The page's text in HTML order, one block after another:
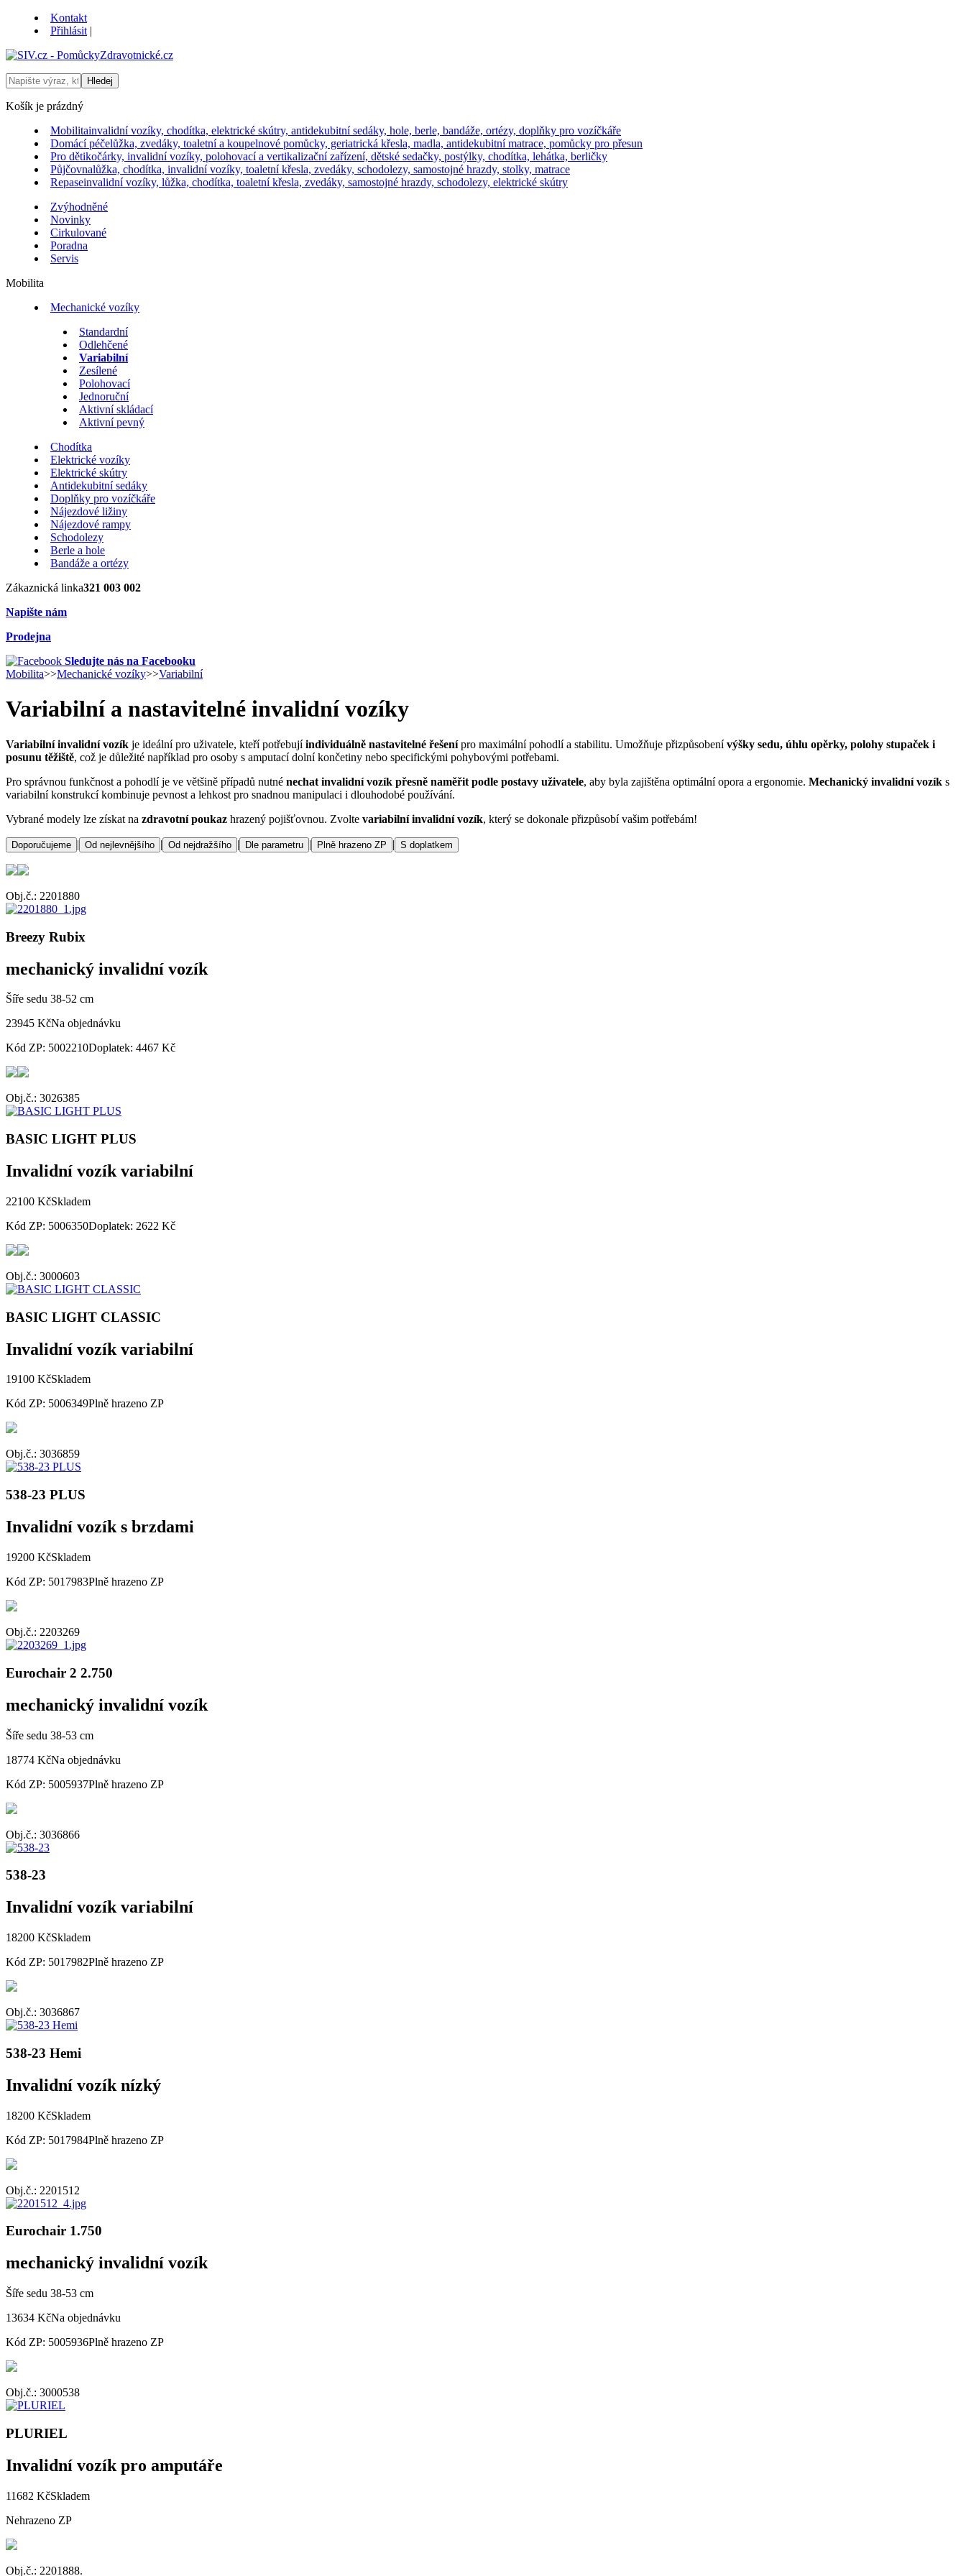
Kontakt
Přihlásit |
Košík je prázdný
Mobilitainvalidní vozíky, chodítka, elektrické skútry, antidekubitní sedáky, hole, berle, bandáže, ortézy, doplňky pro vozíčkáře
Domácí péčelůžka, zvedáky, toaletní a koupelnové pomůcky, geriatrická křesla, madla, antidekubitní matrace, pomůcky pro přesun
Pro dětikočárky, invalidní vozíky, polohovací a vertikalizační zařízení, dětské sedačky, postýlky, chodítka, lehátka, berličky
Půjčovnalůžka, chodítka, invalidní vozíky, toaletní křesla, zvedáky, schodolezy, samostojné hrazdy, stolky, matrace
Repaseinvalidní vozíky, lůžka, chodítka, toaletní křesla, zvedáky, samostojné hrazdy, schodolezy, elektrické skútry
Zvýhodněné
Novinky
Cirkulované
Poradna
Servis
Mobilita
Mechanické vozíky
Standardní
Odlehčené
Variabilní
Zesílené
Polohovací
Jednoruční
Aktivní skládací
Aktivní pevný
Chodítka
Elektrické vozíky
Elektrické skútry
Antidekubitní sedáky
Doplňky pro vozíčkáře
Nájezdové ližiny
Nájezdové rampy
Schodolezy
Berle a hole
Bandáže a ortézy
Zákaznická linka321 003 002
Napište nám
Prodejna
Sledujte nás na Facebooku
Mobilita>>Mechanické vozíky>>Variabilní
Variabilní a nastavitelné invalidní vozíky
Variabilní invalidní vozík je ideální pro uživatele, kteří potřebujíindividuálně nastavitelné řešenípro maximální pohodlí a stabilitu. Umožňuje přizpůsobenívýšky sedu, úhlu opěrky, polohy stupaček i
posunu těžiště, což je důležité například pro osoby s amputací dolní končetiny nebo specifickými pohybovými potřebami.
Pro správnou funkčnost a pohodlí je ve většině případů nutné nechat invalidní vozík přesně naměřit podle postavy uživatele, aby byla zajištěna optimální opora a ergonomie. Mechanický invalidní vozík s
variabilní konstrukcí kombinuje pevnost a lehkost pro snadnou manipulaci i dlouhodobé používání.
Vybrané modely lze získat na zdravotní poukaz hrazený pojišťovnou. Zvolte variabilní invalidní vozík, který se dokonale přizpůsobí vašim potřebám!
Doporučujeme | Od nejlevnějšího | Od nejdražšího | Dle parametru | Plně hrazeno ZP | S doplatkem
Obj.č.: 2201880
Breezy Rubix
mechanický invalidní vozík
Šíře sedu 38-52 cm
23945 KčNa objednávku
Kód ZP: 5002210Doplatek: 4467 Kč
Obj.č.: 3026385
BASIC LIGHT PLUS
Invalidní vozík variabilní
22100 KčSkladem
Kód ZP: 5006350Doplatek: 2622 Kč
Obj.č.: 3000603
BASIC LIGHT CLASSIC
Invalidní vozík variabilní
19100 KčSkladem
Kód ZP: 5006349Plně hrazeno ZP
Obj.č.: 3036859
538-23 PLUS
Invalidní vozík s brzdami
19200 KčSkladem
Kód ZP: 5017983Plně hrazeno ZP
Obj.č.: 2203269
Eurochair 2 2.750
mechanický invalidní vozík
Šíře sedu 38-53 cm
18774 KčNa objednávku
Kód ZP: 5005937Plně hrazeno ZP
Obj.č.: 3036866
538-23
Invalidní vozík variabilní
18200 KčSkladem
Kód ZP: 5017982Plně hrazeno ZP
Obj.č.: 3036867
538-23 Hemi
Invalidní vozík nízký
18200 KčSkladem
Kód ZP: 5017984Plně hrazeno ZP
Obj.č.: 2201512
Eurochair 1.750
mechanický invalidní vozík
Šíře sedu 38-53 cm
13634 KčNa objednávku
Kód ZP: 5005936Plně hrazeno ZP
Obj.č.: 3000538
PLURIEL
Invalidní vozík pro amputáře
11682 KčSkladem
Nehrazeno ZP
Obj.č.: 2201888.